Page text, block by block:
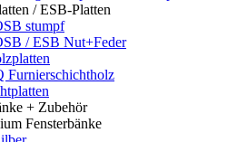
/ ESB-Platten
stumpf
/ ESB Nut+Feder
Furnierschichtholz
+ Zubehör
Fensterbänke